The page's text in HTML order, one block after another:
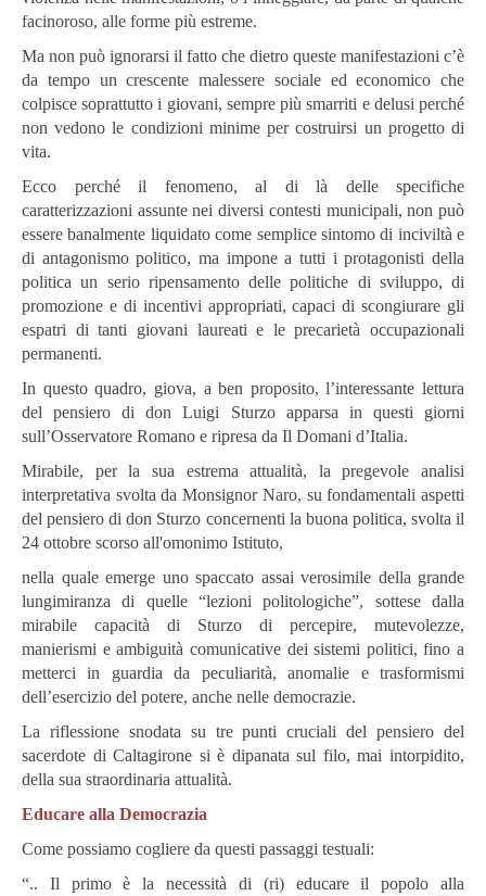
facinoroso, alle forme più estreme.
Ma non può ignorarsi il fatto che dietro queste manifestazioni c’è
da tempo un crescente malessere sociale ed economico che
colpisce soprattutto i giovani, sempre più smarriti e delusi perché
non vedono le condizioni minime per costruirsi un progetto di
vita.
Ecco perché il fenomeno, al di là delle specifiche
caratterizzazioni assunte nei diversi contesti municipali, non può
essere banalmente liquidato come semplice sintomo di inciviltà e
di antagonismo politico, ma impone a tutti i protagonisti della
politica un serio ripensamento delle politiche di sviluppo, di
promozione e di incentivi appropriati, capaci di scongiurare gli
espatri di tanti giovani laureati e le precarietà occupazionali
permanenti.
In questo quadro, giova, a ben proposito, l’interessante lettura
del pensiero di don Luigi Sturzo apparsa in questi giorni
sull’Osservatore Romano e ripresa da Il Domani d’Italia.
Mirabile, per la sua estrema attualità, la pregevole analisi
interpretativa svolta da Monsignor Naro, su fondamentali aspetti
del pensiero di don Sturzo concernenti la buona politica, svolta il
24 ottobre scorso all'omonimo Istituto,
nella quale emerge uno spaccato assai verosimile della grande
lungimiranza di quelle “lezioni politologiche”, sottese dalla
mirabile capacità di Sturzo di percepire, mutevolezze,
manierismi e ambiguità comunicative dei sistemi politici, fino a
metterci in guardia da peculiarità, anomalie e trasformismi
dell’esercizio del potere, anche nelle democrazie.
La riflessione snodata su tre punti cruciali del pensiero del
sacerdote di Caltagirone si è dipanata sul filo, mai intorpidito,
della sua straordinaria attualità.
Educare alla Democrazia
Come possiamo cogliere da questi passaggi testuali:
“.. Il primo è la necessità di (ri) educare il popolo alla